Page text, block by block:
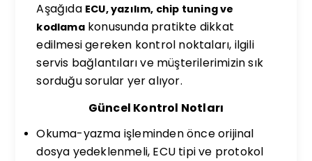
Aşağıda ECU, yazılım, chip tuning ve
kodlamakonusunda pratikte dikkat
edilmesi gereken kontrol noktaları, ilgili
servis bağlantıları ve müşterilerimizin sık
sorduğu sorular yer alıyor.
Güncel Kontrol Notları
Okuma-yazma işleminden önce orijinal
dosya yedeklenmeli, ECU tipi ve protokol